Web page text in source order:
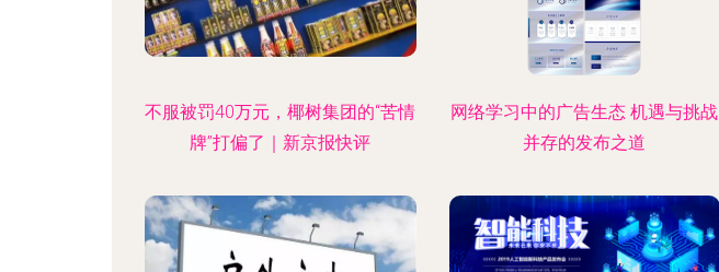
不服被罚40万元，椰树集团的“苦情
牌”打偏了｜新京报快评
网络学习中的广告生态 机遇与挑战
并存的发布之道